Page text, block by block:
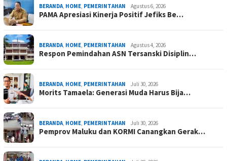
BERANDA, HOME, PEMERINTAHAN Agustus 6, 2026
PAMA Apresiasi Kinerja Positif Jefiks Be…
BERANDA, HOME, PEMERINTAHAN Agustus 4, 2026
Respon Pemindahan ASN Tersanski Disiplin…
BERANDA, HOME, PEMERINTAHAN Juli 30, 2026
Morits Tamaela: Generasi Muda Harus Bija…
BERANDA, HOME, PEMERINTAHAN Juli 30, 2026
Pemprov Maluku dan KORMI Canangkan Gerak…